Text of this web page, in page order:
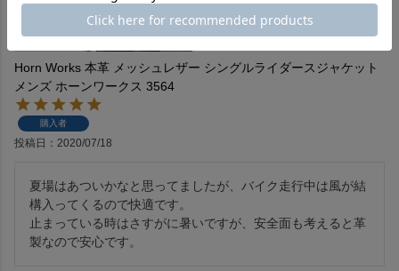
Horn Works 本革 メッシュレザー シングルライダースジャケット
メンズ ホーンワークス 3564
購入者
投稿日 2020/07/18
夏場はあついかなと思ってましたが、バイク走行中は風が結
構入ってくるので快適です。
止まっている時はさすがに暑いですが、安全面も考えると革
製なので安心です。